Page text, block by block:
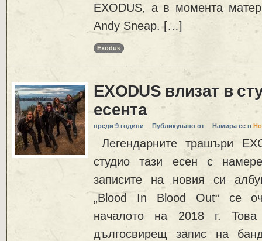
EXODUS, а в момента
Andy Sneap. […]
Exodus
EXODUS влизат в
есента
преди 9 години Публикувано от Намира се в
Легендарните трашъри
студио тази есен с
записите на новия си
„Blood In Blood Out“ се
началото на 2018 г.
дългосвирещ запис на